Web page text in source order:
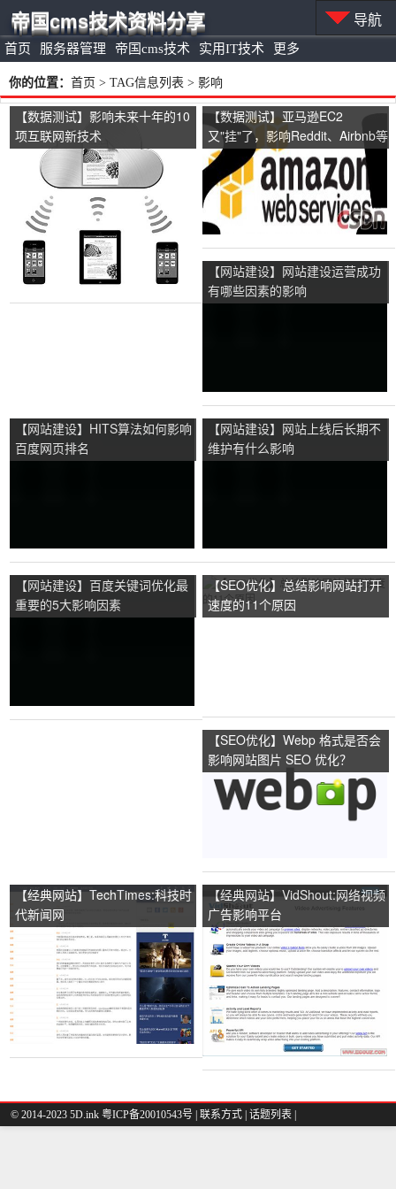
首页 服务器管理 帝国cms技术 实用IT技术 更多
帝国cms技术资料分享 导航
你的位置： 首页 > TAG信息列表 > 影响
【数据测试】影响未来十年的10
项互联网新技术
【数据测试】亚马逊EC2
又"挂"了，影响Reddit、Airbnb等
多家网站
【网站建设】网站建设运营成功
有哪些因素的影响
【网站建设】HITS算法如何影响
百度网页排名
【网站建设】网站上线后长期不
维护有什么影响
【网站建设】百度关键词优化最
重要的5大影响因素
【SEO优化】总结影响网站打开
速度的11个原因
【SEO优化】Webp 格式是否会
影响网站图片 SEO 优化？
【经典网站】TechTimes:科技时
代新闻网
【经典网站】VidShout:网络视频
广告影响平台
© 2014-2023 5D.ink 粤ICP备20010543号 联系方式 话题列表